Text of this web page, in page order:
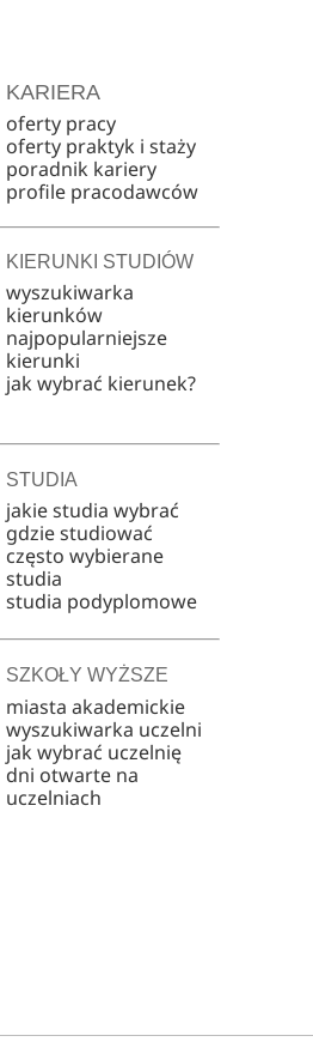
KARIERA
oferty pracy
oferty praktyk i staży
poradnik kariery
profile pracodawców
KIERUNKI STUDIÓW
wyszukiwarka
kierunków
najpopularniejsze
kierunki
jak wybrać kierunek?
STUDIA
jakie studia wybrać
gdzie studiować
często wybierane
studia
studia podyplomowe
SZKOŁY WYŻSZE
miasta akademickie
wyszukiwarka uczelni
jak wybrać uczelnię
dni otwarte na
uczelniach